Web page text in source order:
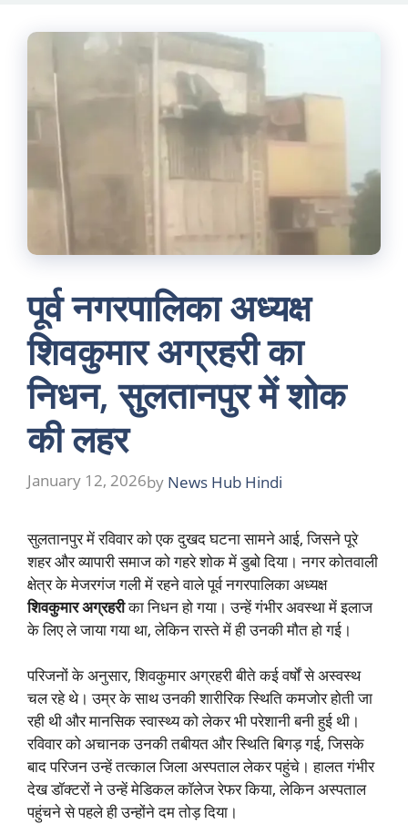
पूर्व नगरपालिका अध्यक्ष
शिवकुमार अग्रहरी का
निधन, सुलतानपुर में शोक
की लहर
January 12, 2026by News Hub Hindi
सुलतानपुर में रविवार को एक दुखद घटना सामने आई, जिसने पूरे
शहर और व्यापारी समाज को गहरे शोक में डुबो दिया। नगर कोतवाली
क्षेत्र के मेजरगंज गली में रहने वाले पूर्व नगरपालिका अध्यक्ष
शिवकुमार अग्रहरीका निधन हो गया। उन्हें गंभीर अवस्था में इलाज
के लिए ले जाया गया था, लेकिन रास्ते में ही उनकी मौत हो गई।
परिजनों के अनुसार, शिवकुमार अग्रहरी बीते कई वर्षों से अस्वस्थ
चल रहे थे। उम्र के साथ उनकी शारीरिक स्थिति कमजोर होती जा
रही थी और मानसिक स्वास्थ्य को लेकर भी परेशानी बनी हुई थी।
रविवार को अचानक उनकी तबीयत और स्थिति बिगड़ गई, जिसके
बाद परिजन उन्हें तत्काल जिला अस्पताल लेकर पहुंचे। हालत गंभीर
देख डॉक्टरों ने उन्हें मेडिकल कॉलेज रेफर किया, लेकिन अस्पताल
पहुंचने से पहले ही उन्होंने दम तोड़ दिया।